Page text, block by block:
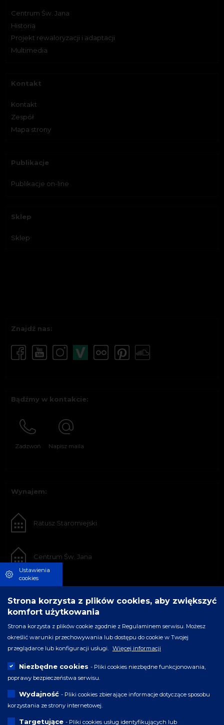
Centrum Św. Jana
Historia
Projekt rewaloryzacji i adaptacji
Multimedia
Kontakt
Kontakt
Zespół
Mapa strony
Publikacje
Publikacje on-line
Sklep
Sklep
Znajdź nas:
Bądźmy w kontakcie:
Zadzwoń Napisz maila
Wynajem:
Ratusz Staromiejski
Centrum Św. Jana
Ustawienia
cookies
Strona korzysta z plików cookies, aby zwiększyć
komfort użytkowania
Strona korzysta z plików cookie zgodnie z Regulaminem serwisu. Możesz
określić warunki przechowywania lub dostępu do cookie w Twojej
przeglądarce lub konfiguracji usługi.
Więcej informacji
Niezbędne cookies - Pliki cookies niezbędne funkcjonowania,
poprawy bezpieczeństwa serwisu.
Wydajność - Pliki cookies zbierające informacje dotyczące sposobu
korzystania ze strony internetowej.
Targetujące - Pliki cookies usług identyfikujących lub